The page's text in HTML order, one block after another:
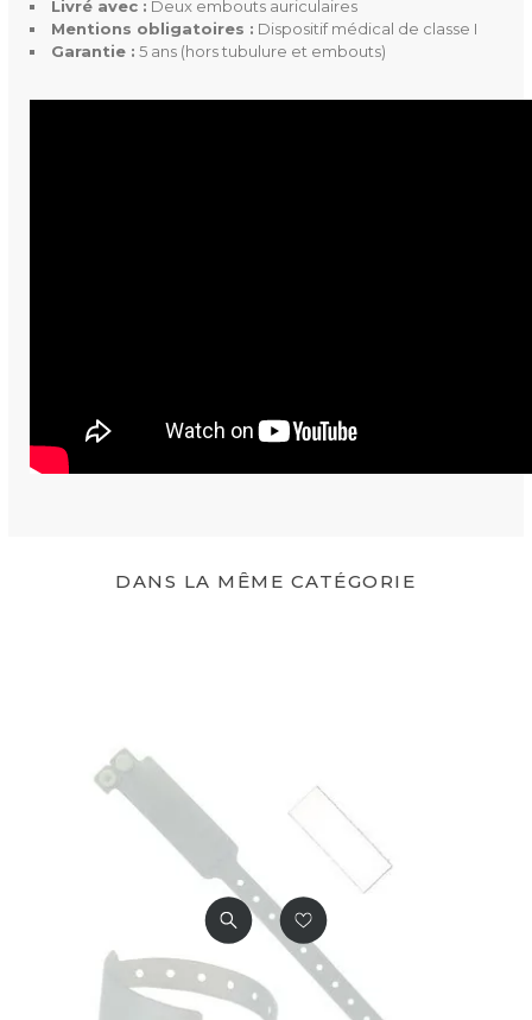
Livré avec : Deux embouts auriculaires
Mentions obligatoires : Dispositif médical de classe I
Garantie : 5 ans (hors tubulure et embouts)
Dispositif médical de classe I
DANS LA MÊME CATÉGORIE